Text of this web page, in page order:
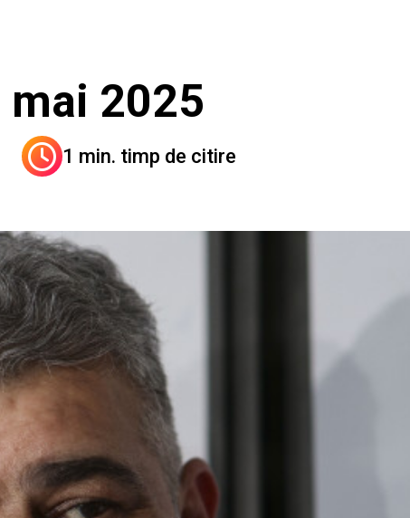
2025
1 min. timp de citire